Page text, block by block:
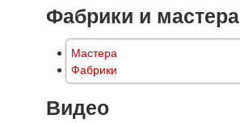
Фабрики и мастера
Мастера
Фабрики
Видео